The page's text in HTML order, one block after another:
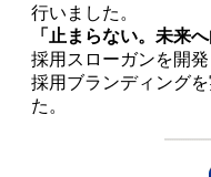
行いました。
「止まらない。未来へ
採用スローガンを開
採用ブランディング
た。